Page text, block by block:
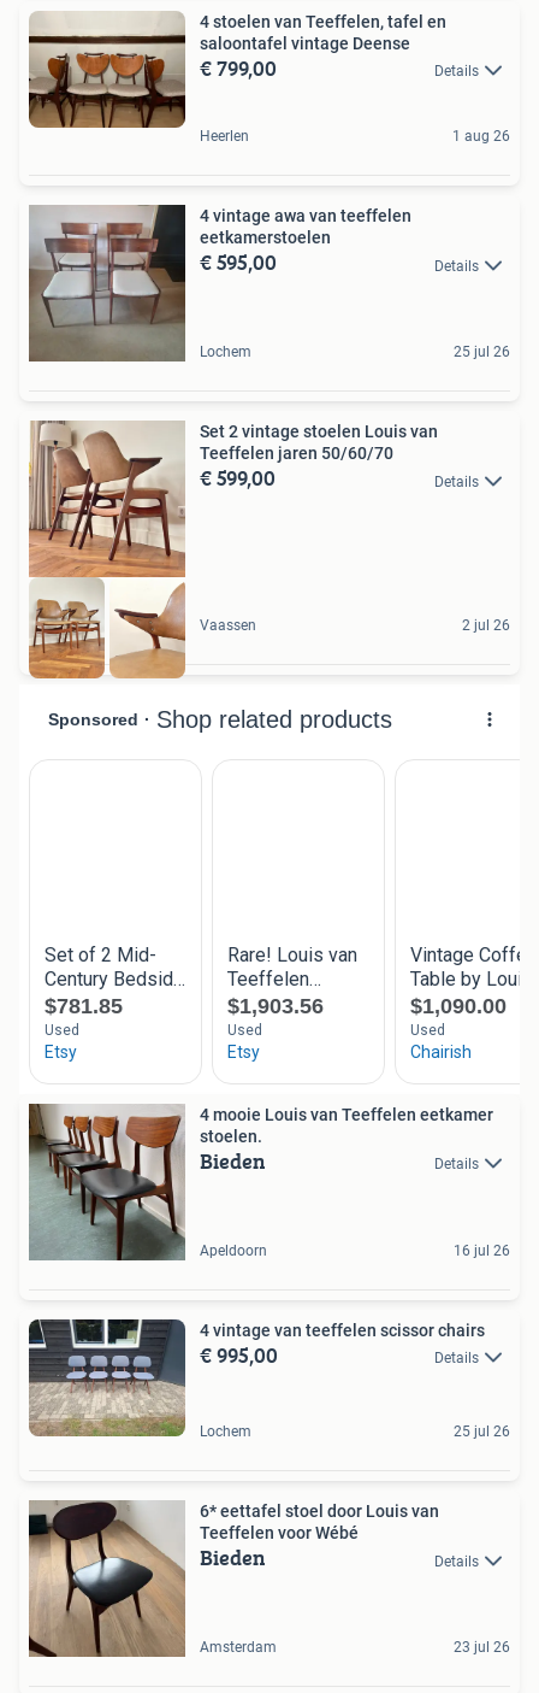
4 stoelen van Teeffelen, tafel en
saloontafel vintage Deense
€ 799,00 Details
Heerlen 1 aug 26
4 vintage awa van teeffelen
eetkamerstoelen
€ 595,00 Details
Lochem 25 jul 26
Set 2 vintage stoelen Louis van
Teeffelen jaren 50/60/70
€ 599,00 Details
Vaassen 2 jul 26
4 mooie Louis van Teeffelen eetkamer
stoelen.
Bieden Details
Apeldoorn 16 jul 26
4 vintage van teeffelen scissor chairs
€ 995,00 Details
Lochem 25 jul 26
6* eettafel stoel door Louis van
Teeffelen voor Wébé
Bieden Details
Amsterdam 23 jul 26